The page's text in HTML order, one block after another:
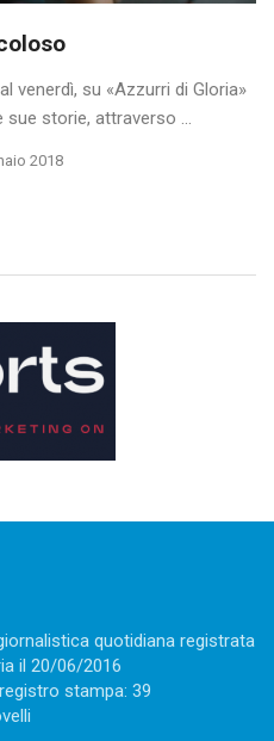
venerdì, su «Azzurri di Gloria»
storie, attraverso ...
2018
quotidiana registrata
il 20/06/2016
stampa: 39